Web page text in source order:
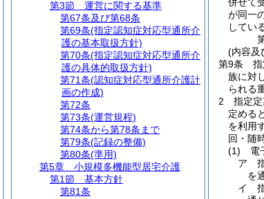
が同一
してい
(内容及
第9条
族に対
られる
2
指定
定める
を利用
回・随
(1)
電
ア
を
イ
第3節
運営に関する基準
第67条及び第68条
第69条(指定認知症対応型通所介
護の基本取扱方針)
第70条(指定認知症対応型通所介
護の具体的取扱方針)
第71条(認知症対応型通所介護計
画の作成)
第72条
第73条(運営規程)
第74条から第78条まで
第79条(記録の整備)
第80条(準用)
第5章
小規模多機能型居宅介護
第1節
基本方針
第81条